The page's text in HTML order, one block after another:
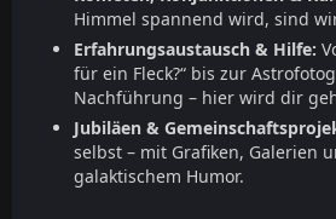
Himmel spannend wird, sind
Erfahrungsaustausch & Hilfe:
für ein Fleck?“ bis zur
Nachführung – hier wird dir
Jubiläen &
selbst – mit Grafiken, Galerien
galaktischem Humor.